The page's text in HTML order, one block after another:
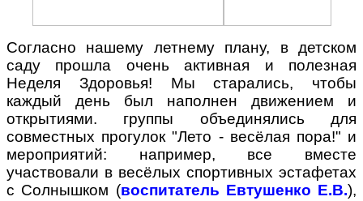
Согласно нашему летнему плану, в детском
саду прошла очень активная и полезная
Неделя Здоровья! Мы старались, чтобы
каждый день был наполнен движением и
открытиями. группы объединялись для
совместных прогулок "Лето - весёлая пора!" и
мероприятий: например, все вместе
участвовали в весёлых спортивных эстафетах
с Солнышком (воспитатель Евтушенко Е.В.),